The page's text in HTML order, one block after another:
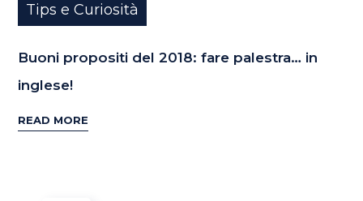
Tips e Curiosità
Buoni propositi del 2018: fare palestra… in
inglese!
READ MORE